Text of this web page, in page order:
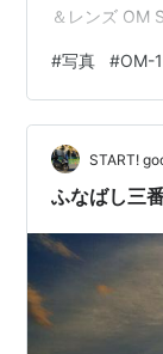
＆レンズ OM
現像 ランキン
中写真・カメ
ログランキン
#写真 #OM-
START!
ふなばし三